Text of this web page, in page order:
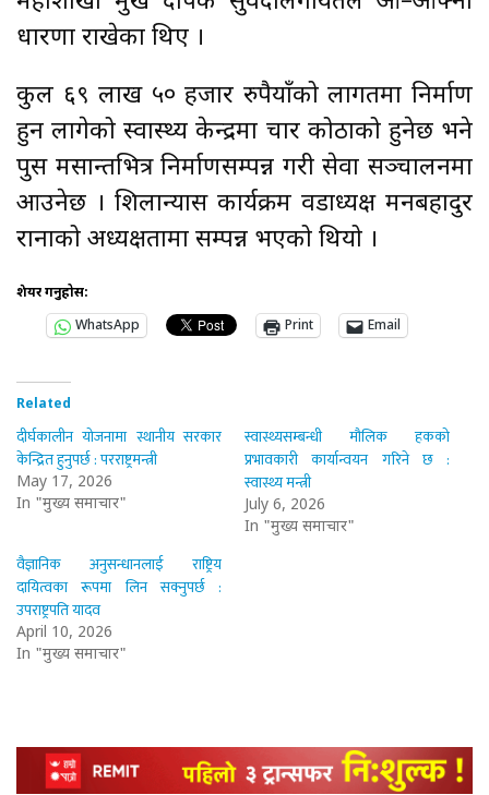
धारणा राखेका थिए ।
कुल ६९ लाख ५० हजार रुपैयाँको लागतमा निर्माण
हुन लागेको स्वास्थ्य केन्द्रमा चार कोठाको हुनेछ भने
पुस मसान्तभित्र निर्माणसम्पन्न गरी सेवा सञ्चालनमा
आउनेछ । शिलान्यास कार्यक्रम वडाध्यक्ष मनबहादुर
रानाको अध्यक्षतामा सम्पन्न भएको थियो ।
शेयर गर्नुहोस:
WhatsApp
Print Email
Related
दीर्घकालीन योजनामा स्थानीय सरकार
केन्द्रित हुनुपर्छ : परराष्ट्रमन्त्री
May 17, 2026
In "मुख्य समाचार"
स्वास्थ्यसम्बन्धी मौलिक हकको
प्रभावकारी कार्यान्वयन गरिने छ :
स्वास्थ्य मन्त्री
July 6, 2026
In "मुख्य समाचार"
वैज्ञानिक अनुसन्धानलाई राष्ट्रिय
दायित्वका रूपमा लिन सक्नुपर्छ :
उपराष्ट्रपति यादव
April 10, 2026
In "मुख्य समाचार"